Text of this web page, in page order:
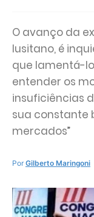
O avanço da
lusitano, é
que lamentá-
entender os
insuficiências
sua constante
mercados”
Por Gilberto Maringoni